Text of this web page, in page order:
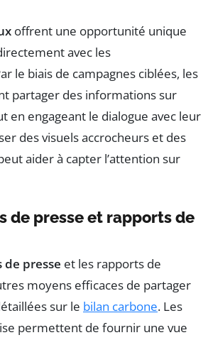
offrent une opportunité unique
avec les
le biais de campagnes ciblées, les
partager des informations sur
en engageant le dialogue avec leur
des visuels accrocheurs et des
aider à capter l’attention sur
de presse et rapports de
presse et les rapports de
moyens efficaces de partager
sur le bilan carbone. Les
permettent de fournir une vue